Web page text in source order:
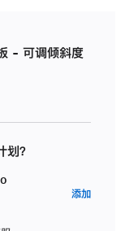
- 可调倾斜度
？
添加